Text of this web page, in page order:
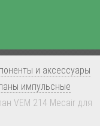
и аксессуары
импульсные
VEM 214 Mecair для